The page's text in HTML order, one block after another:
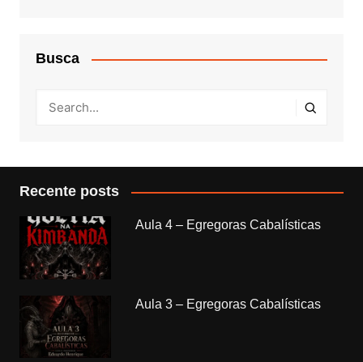
Busca
Recente posts
Aula 4 – Egregoras Cabalísticas
Aula 3 – Egregoras Cabalísticas